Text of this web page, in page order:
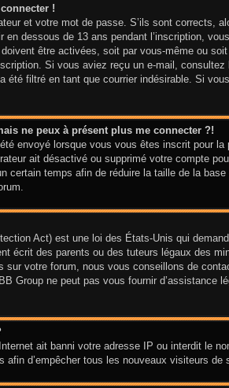
!
et votre mot de passe. S’ils sont corrects,
dessous de 13 ans pendant l’inscription,
être activées, soit par vous-même ou
Si vous aviez reçu un e-mail,
été filtré en tant que courrier indésirable. Si
ne peux à présent plus me connecter ?!
envoyé lorsque vous vous êtes inscrit pour
ait désactivé ou supprimé votre compte
certain temps afin de réduire la taille de la
Act) est une loi des États-Unis qui
écrit des parents ou des tuteurs légaux des
sur votre forum, nous vous conseillons de
Group ne peut pas vous fournir d’assistance
ait banni votre adresse IP ou interdit le
d’empêcher tous les nouveaux visiteurs